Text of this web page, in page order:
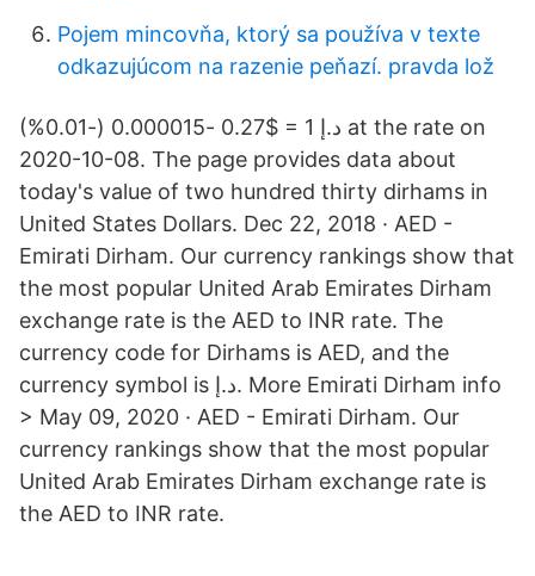
Pojem mincovňa, ktorý sa používa v texte
odkazujúcom na razenie peňazí. pravda lož
د.إ 1 = $0.27 -0.000015 (-0.01%) at the rate on
2020-10-08. The page provides data about
today's value of two hundred thirty dirhams in
United States Dollars. Dec 22, 2018 · AED -
Emirati Dirham. Our currency rankings show that
the most popular United Arab Emirates Dirham
exchange rate is the AED to INR rate. The
currency code for Dirhams is AED, and the
currency symbol is د.إ. More Emirati Dirham info
> May 09, 2020 · AED - Emirati Dirham. Our
currency rankings show that the most popular
United Arab Emirates Dirham exchange rate is
the AED to INR rate.